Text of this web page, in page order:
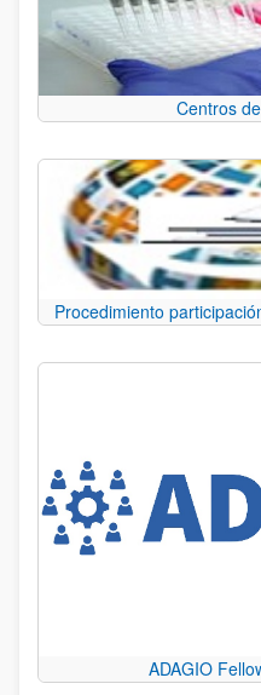
Centros
Procedimiento
ADAGIO